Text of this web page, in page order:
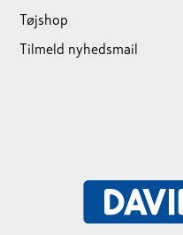
Tøjshop
Tilmeld nyhedsmail